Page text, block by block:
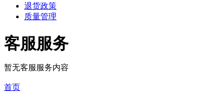
退货政策
质量管理
客服服务
暂无客服服务内容
首页